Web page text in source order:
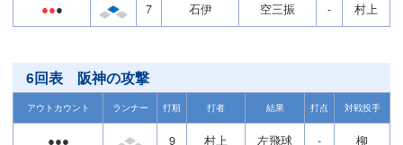
●●● 7 石伊 空三振 - 村上
6回表 阪神の攻撃
アウトカウント ランナー 打順 打者 結果 打点 対戦投手
●●● 9 村上 左飛球 - 柳